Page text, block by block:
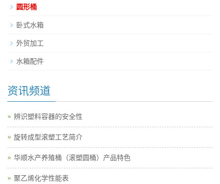
圆形桶
卧式水箱
外贸加工
水箱配件
资讯频道
辨识塑料容器的安全性
旋转成型滚塑工艺简介
华顺水产养殖桶（滚塑圆桶）产品特色
聚乙烯化学性能表